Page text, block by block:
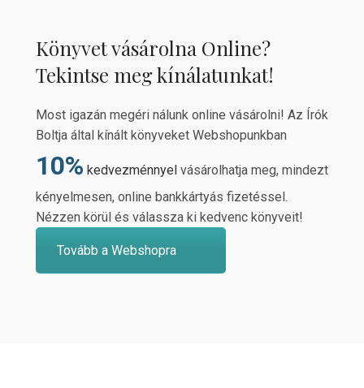
Könyvet vásárolna Online?
Tekintse meg kínálatunkat!
Most igazán megéri nálunk online vásárolni! Az Írók
Boltja által kínált könyveket Webshopunkban
10% kedvezménnyel vásárolhatja meg, mindezt
kényelmesen, online bankkártyás fizetéssel.
Nézzen körül és válassza ki kedvenc könyveit!
Tovább a Webshopra